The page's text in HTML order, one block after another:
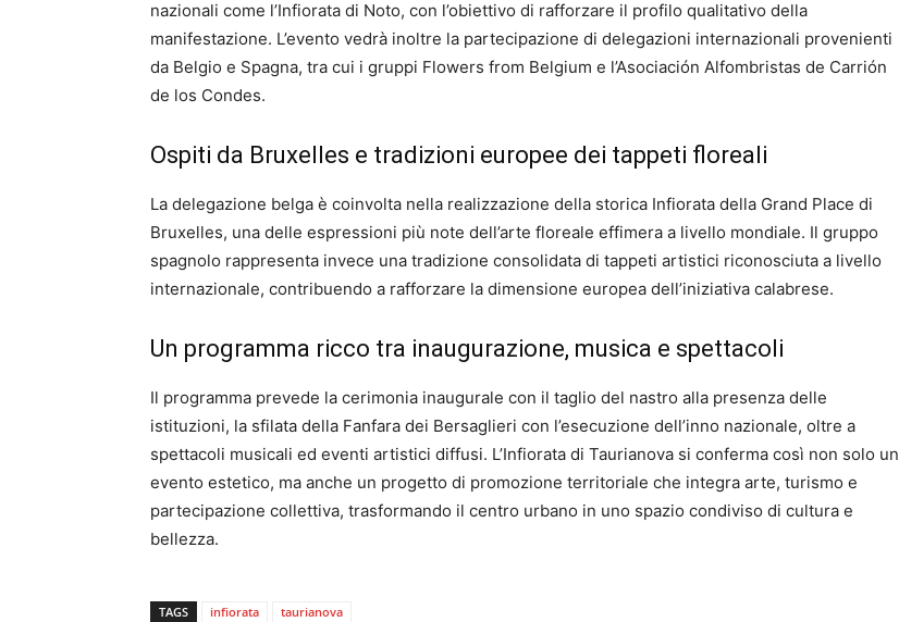
nazionali come l’Infiorata di Noto, con l’obiettivo di rafforzare il profilo qualitativo della
manifestazione. L’evento vedrà inoltre la partecipazione di delegazioni internazionali provenienti
da Belgio e Spagna, tra cui i gruppi Flowers from Belgium e l’Asociación Alfombristas de Carrión
de los Condes.
Ospiti da Bruxelles e tradizioni europee dei tappeti floreali
La delegazione belga è coinvolta nella realizzazione della storica Infiorata della Grand Place di
Bruxelles, una delle espressioni più note dell’arte floreale effimera a livello mondiale. Il gruppo
spagnolo rappresenta invece una tradizione consolidata di tappeti artistici riconosciuta a livello
internazionale, contribuendo a rafforzare la dimensione europea dell’iniziativa calabrese.
Un programma ricco tra inaugurazione, musica e spettacoli
Il programma prevede la cerimonia inaugurale con il taglio del nastro alla presenza delle
istituzioni, la sfilata della Fanfara dei Bersaglieri con l’esecuzione dell’inno nazionale, oltre a
spettacoli musicali ed eventi artistici diffusi. L’Infiorata di Taurianova si conferma così non solo un
evento estetico, ma anche un progetto di promozione territoriale che integra arte, turismo e
partecipazione collettiva, trasformando il centro urbano in uno spazio condiviso di cultura e
bellezza.
TAGS infiorata taurianova